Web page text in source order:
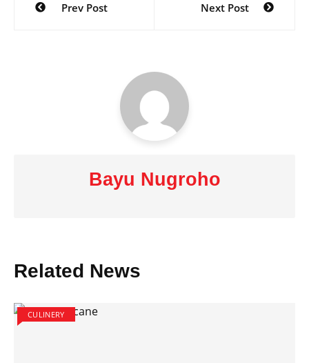
navigation
Prev Post Next Post
Bayu Nugroho
Related News
CULINERY